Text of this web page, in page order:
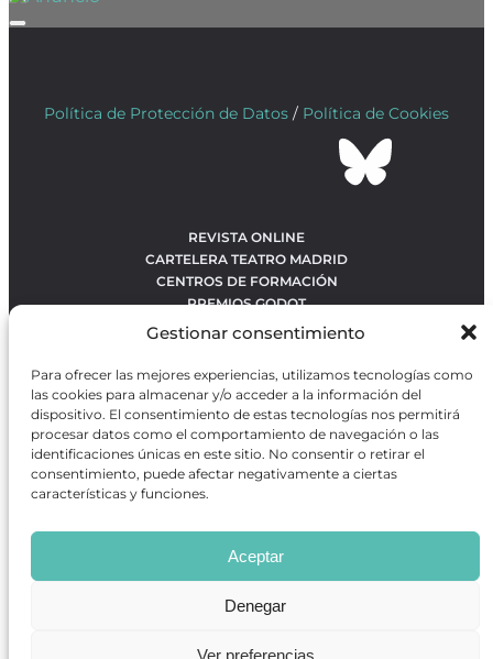
Gestionar consentimiento
Para ofrecer las mejores experiencias, utilizamos tecnologías como
las cookies para almacenar y/o acceder a la información del
dispositivo. El consentimiento de estas tecnologías nos permitirá
procesar datos como el comportamiento de navegación o las
identificaciones únicas en este sitio. No consentir o retirar el
consentimiento, puede afectar negativamente a ciertas
características y funciones.
Aceptar
Denegar
Ver preferencias
Política de Protección de Datos / Política de Cookies
REVISTA ONLINE
CARTELERA TEATRO MADRID
CENTROS DE FORMACIÓN
PREMIOS GODOT
CONTACTO
OBRAS MÁS VOTADAS
RANKING MEJORES OBRAS
BÚSQUEDA AVANZADA DE OBRAS
en información sobre artes escénicas de Madrid, gratuita y
que se distribuye en espacios escénicos, además de otros
puntos de interés turístico y de ocio de la capital.